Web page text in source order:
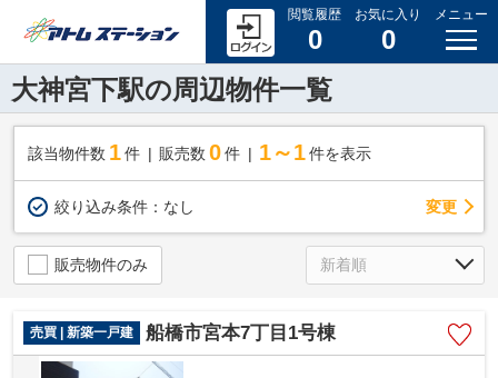
閲覧履歴
0
お気に入り
0
メニュー
大神宮下駅の周辺物件一覧
該当物件数 1件 販売数 0 件 1～1 件を表示
絞り込み条件： なし 変更
販売物件のみ
売買 | 新築一戸建 船橋市宮本7丁目1号棟